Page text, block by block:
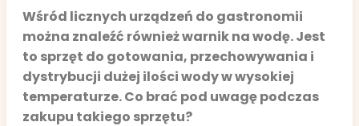
Wśród licznych urządzeń do gastronomii
można znaleźć również warnik na wodę. Jest
to sprzęt do gotowania, przechowywania i
dystrybucji dużej ilości wody w wysokiej
temperaturze. Co brać pod uwagę podczas
zakupu takiego sprzętu?